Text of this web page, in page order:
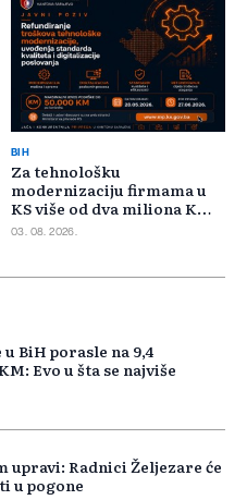
BIH
Za tehnološku
modernizaciju firmama u
KS više od dva miliona KM,
odbijeno 135 prijava
03. 08. 2026.
BiH porasle na 9,4
Evo u šta se najviše
upravi: Radnici Željezare će
u pogone